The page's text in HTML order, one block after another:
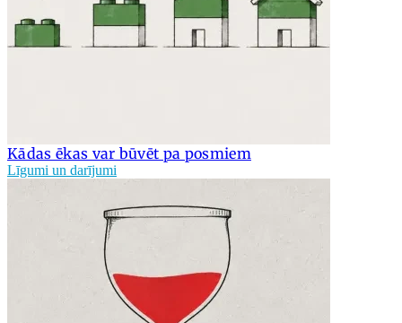
Kādas ēkas var būvēt pa posmiem
Līgumi un darījumi